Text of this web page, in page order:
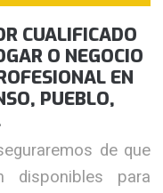
CUALIFICADO
O NEGOCIO
EN
PUEBLO,
de que
disponibles para